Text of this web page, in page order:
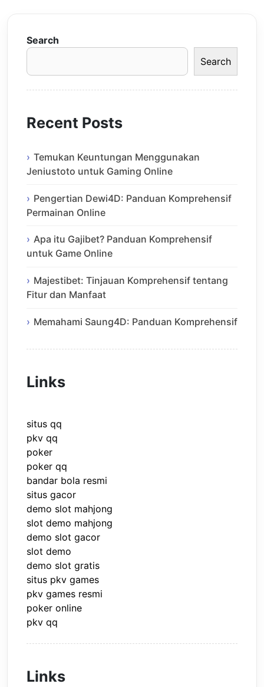
Search
Search
Recent Posts
Temukan Keuntungan Menggunakan
Jeniustoto untuk Gaming Online
Pengertian Dewi4D: Panduan Komprehensif
Permainan Online
Apa itu Gajibet? Panduan Komprehensif
untuk Game Online
Majestibet: Tinjauan Komprehensif tentang
Fitur dan Manfaat
Memahami Saung4D: Panduan Komprehensif
Links
situs qq
pkv qq
poker
poker qq
bandar bola resmi
situs gacor
demo slot mahjong
slot demo mahjong
demo slot gacor
slot demo
demo slot gratis
situs pkv games
pkv games resmi
poker online
pkv qq
Links